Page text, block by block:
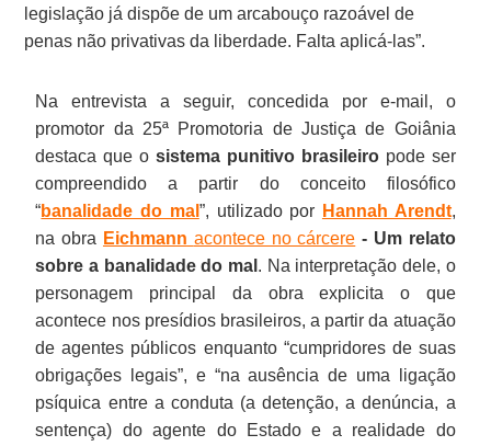
legislação já dispõe de um arcabouço razoável de
penas não privativas da liberdade. Falta aplicá-las”.
Na entrevista a seguir, concedida por e-mail, o
promotor da 25ª Promotoria de Justiça de Goiânia
destaca que osistema punitivo brasileiropode ser
compreendido a partir do conceito filosófico
“banalidade do mal ”, utilizado por Hannah Arendt,
na obra Eichmann acontece no cárcere - Um relato
sobre a banalidade do mal . Na interpretação dele, o
personagem principal da obra explicita o que
acontece nos presídios brasileiros, a partir da atuação
de agentes públicos enquanto “cumpridores de suas
obrigações legais”, e “na ausência de uma ligação
psíquica entre a conduta (a detenção, a denúncia, a
sentença) do agente do Estado e a realidade do